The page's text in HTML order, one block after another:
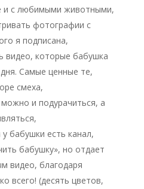
и с любимыми животными,
фотографии с
я подписана,
видео, которые бабушка
Самые ценные те,
смеха,
и подурачиться, а
бабушки есть канал,
бабушку», но отдает
видео, благодаря
всего! (десять цветов,